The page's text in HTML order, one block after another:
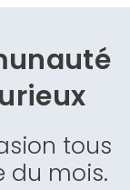
tous
du mois.